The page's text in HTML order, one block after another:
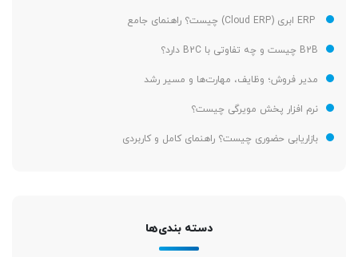
B2B چیست و چه تفاوتی با B2C دارد؟
مدیر فروش؛ وظایف، مهارت‌ها و مسیر رشد
نرم افزار پخش مویرگی چیست؟
بازاریابی حضوری چیست؟ راهنمای کامل و کاربردی
دسته بندی‌ها